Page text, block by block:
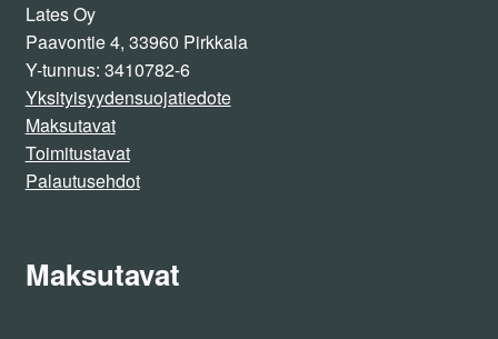
Lates Oy
Paavontie 4, 33960 Pirkkala
Y-tunnus: 3410782-6
Yksityisyydensuojatiedote
Maksutavat
Toimitustavat
Palautusehdot
Maksutavat